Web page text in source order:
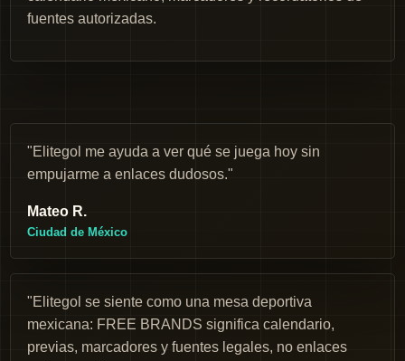
fuentes autorizadas.
"Elitegol me ayuda a ver qué se juega hoy sin
empujarme a enlaces dudosos."
Mateo R.
Ciudad de México
"Elitegol se siente como una mesa deportiva
mexicana: FREE BRANDS significa calendario,
previas, marcadores y fuentes legales, no enlaces